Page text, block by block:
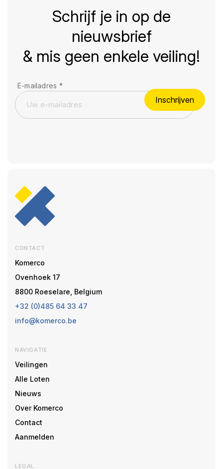
Schrijf je in op de
nieuwsbrief
& mis geen enkele veiling!
E-mailadres *
Inschrijven
CONTACT
Komerco
Ovenhoek 17
8800 Roeselare, Belgium
+32 (0)485 64 33 47
info@komerco.be
NAVIGATIE
Veilingen
Alle Loten
Nieuws
Over Komerco
Contact
Aanmelden
LEGAL